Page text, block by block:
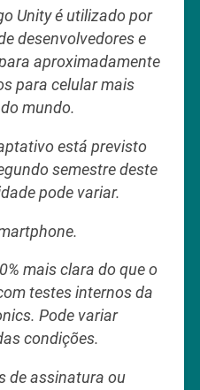
Unity é utilizado por
desenvolvedores e
aproximadamente
para celular mais
mundo.
está previsto
semestre deste
pode variar.
mais clara do que o
testes internos da
Pode variar
condições.
de assinatura ou